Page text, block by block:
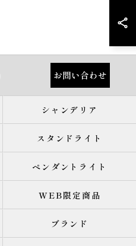
お問い合わせ
シャンデリア
スタンドライト
ペンダントライト
WEB限定商品
ブランド